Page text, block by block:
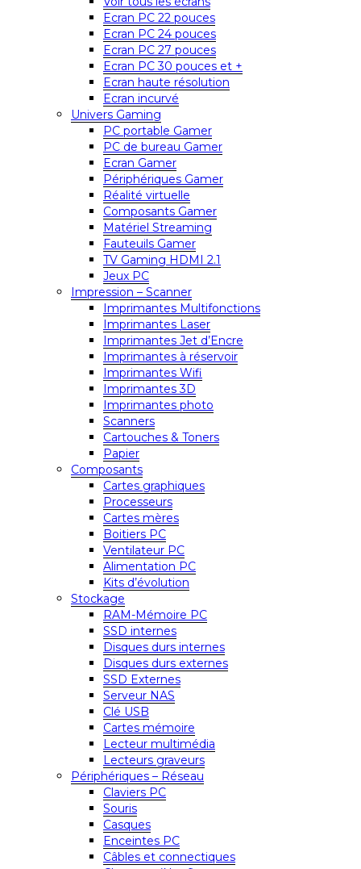
Ecran PC 22 pouces
Ecran PC 24 pouces
Ecran PC 27 pouces
Ecran PC 30 pouces et +
Ecran haute résolution
Ecran incurvé
Univers Gaming
PC portable Gamer
PC de bureau Gamer
Ecran Gamer
Périphériques Gamer
Réalité virtuelle
Composants Gamer
Matériel Streaming
Fauteuils Gamer
TV Gaming HDMI 2.1
Jeux PC
Impression – Scanner
Imprimantes Multifonctions
Imprimantes Laser
Imprimantes Jet d’Encre
Imprimantes à réservoir
Imprimantes Wifi
Imprimantes 3D
Imprimantes photo
Scanners
Cartouches & Toners
Papier
Composants
Cartes graphiques
Processeurs
Cartes mères
Boitiers PC
Ventilateur PC
Alimentation PC
Kits d’évolution
Stockage
RAM-Mémoire PC
SSD internes
Disques durs internes
Disques durs externes
SSD Externes
Serveur NAS
Clé USB
Cartes mémoire
Lecteur multimédia
Lecteurs graveurs
Périphériques – Réseau
Claviers PC
Souris
Casques
Enceintes PC
Câbles et connectiques